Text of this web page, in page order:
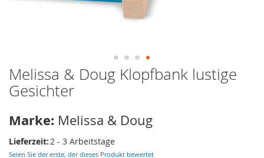
Zum
Anfang
der
springen
Melissa & Doug Klopfbank lustige
Gesichter
Marke: Melissa & Doug
Lieferzeit:2 - 3 Arbeitstage
Seien Sie der erste, der dieses Produkt bewertet